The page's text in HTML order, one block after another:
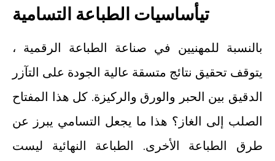
تيأساسيات الطباعة التسامية
بالنسبة للمهنيين في صناعة الطباعة الرقمية ،
يتوقف تحقيق نتائج متسقة عالية الجودة على التآزر
الدقيق بين الحبر والورق والركيزة. كل هذا المفتاح
الصلب إلى الغاز؟ هذا ما يجعل التسامي يبرز عن
طرق الطباعة الأخرى. الطباعة النهائية ليست